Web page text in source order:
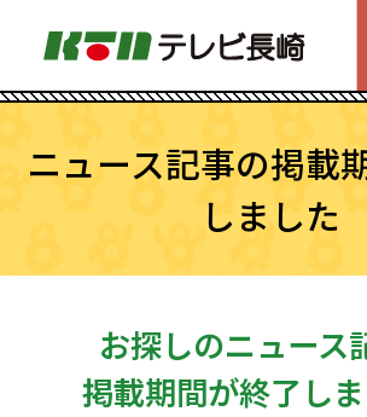
ニュース記事の掲載
しました
お探しのニュース
掲載期間が終了しま